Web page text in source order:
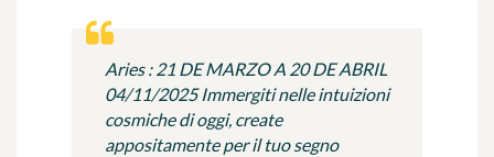
Aries : 21 DE MARZO A 20 DE ABRIL
04/11/2025 Immergiti nelle intuizioni
cosmiche di oggi, create
appositamente per il tuo segno